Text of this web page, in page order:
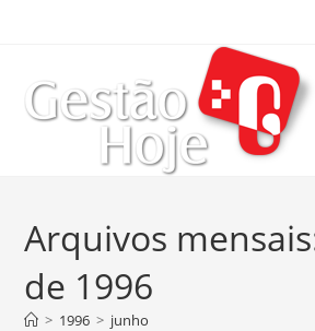
Arquivos
de 1996
> 1996 > junho